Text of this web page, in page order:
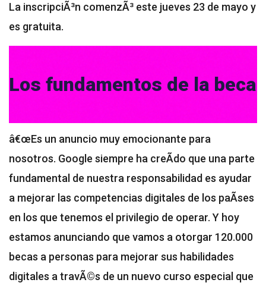
La inscripciÃ³n comenzÃ³ este jueves 23 de mayo y
es gratuita.
Los fundamentos de la beca
â€œEs un anuncio muy emocionante para
nosotros. Google siempre ha creÃ­do que una parte
fundamental de nuestra responsabilidad es ayudar
a mejorar las competencias digitales de los paÃ­ses
en los que tenemos el privilegio de operar. Y hoy
estamos anunciando que vamos a otorgar 120.000
becas a personas para mejorar sus habilidades
digitales a travÃ©s de un nuevo curso especial que